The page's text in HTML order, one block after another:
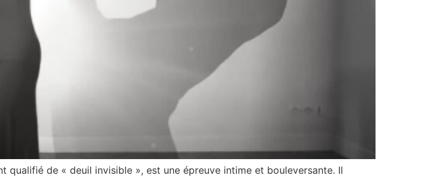
qualifié de « deuil invisible », est une épreuve intime et bouleversante. Il